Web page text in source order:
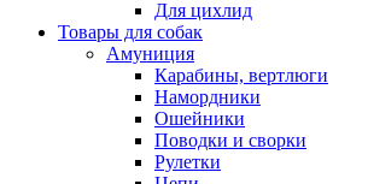
Для цихлид
Товары для собак
Амуниция
Карабины, вертлюги
Намордники
Ошейники
Поводки и сворки
Рулетки